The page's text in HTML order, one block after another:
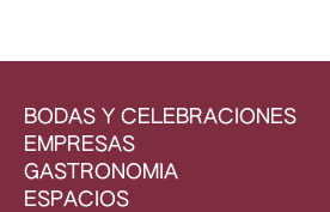
BODAS Y CELEBRACIONES
EMPRESAS
GASTRONOMIA
ESPACIOS